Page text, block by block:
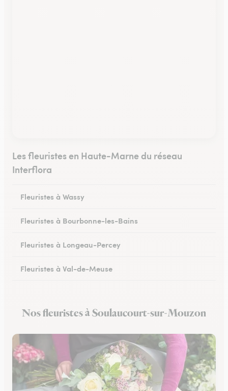
Les fleuristes en Haute-Marne du réseau
Interflora
Fleuristes à Wassy
Fleuristes à Bourbonne-les-Bains
Fleuristes à Longeau-Percey
Fleuristes à Val-de-Meuse
Nos fleuristes à Soulaucourt-sur-Mouzon